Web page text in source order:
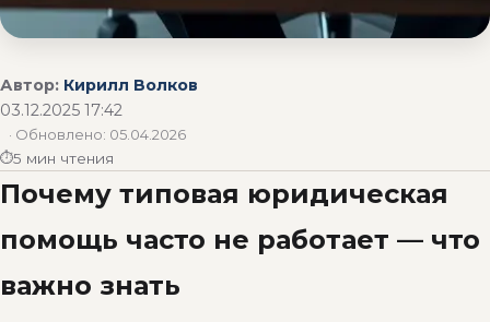
Автор: Кирилл Волков
03.12.2025 17:42
· Обновлено: 05.04.2026
5 мин чтения
Почему типовая юридическая
помощь часто не работает — что
важно знать